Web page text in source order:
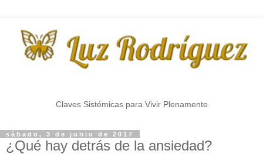
Claves Sistémicas para Vivir Plenamente
sábado, 3 de junio de 2017
¿Qué hay detrás de la ansiedad?